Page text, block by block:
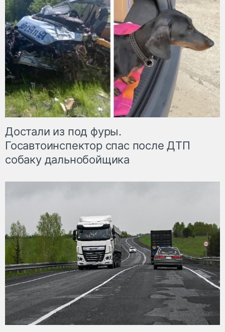
Достали из под фуры.
Госавтоинспектор спас после ДТП
собаку дальнобойщика